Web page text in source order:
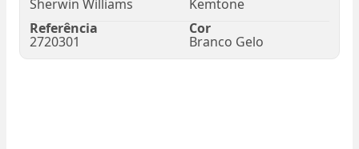
Sherwin Williams
Kemtone
Referência
2720301
Cor
Branco Gelo